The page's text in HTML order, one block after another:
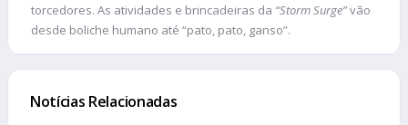
torcedores. As atividades e brincadeiras da “Storm Surge”vão
desde boliche humano até “pato, pato, ganso”.
Notícias Relacionadas